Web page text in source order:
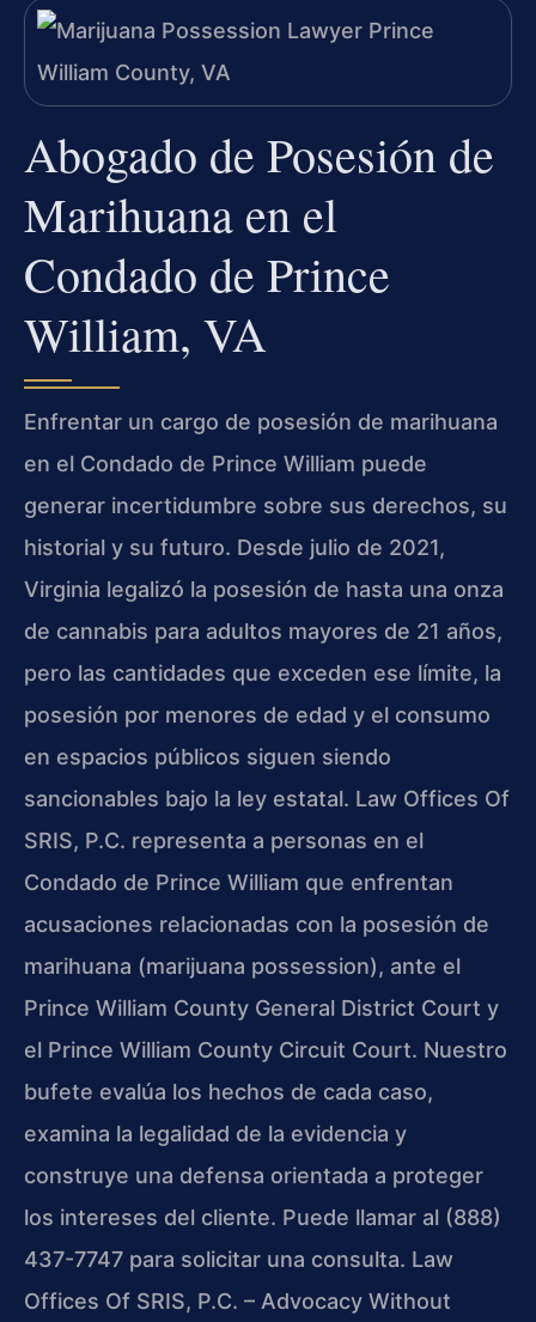
Abogado de Posesión de
Marihuana en el
Condado de Prince
William, VA
Enfrentar un cargo de posesión de marihuana
en el Condado de Prince William puede
generar incertidumbre sobre sus derechos, su
historial y su futuro. Desde julio de 2021,
Virginia legalizó la posesión de hasta una onza
de cannabis para adultos mayores de 21 años,
pero las cantidades que exceden ese límite, la
posesión por menores de edad y el consumo
en espacios públicos siguen siendo
sancionables bajo la ley estatal. Law Offices Of
SRIS, P.C. representa a personas en el
Condado de Prince William que enfrentan
acusaciones relacionadas con la posesión de
marihuana (marijuana possession), ante el
Prince William County General District Court y
el Prince William County Circuit Court. Nuestro
bufete evalúa los hechos de cada caso,
examina la legalidad de la evidencia y
construye una defensa orientada a proteger
los intereses del cliente. Puede llamar al (888)
437-7747 para solicitar una consulta. Law
Offices Of SRIS, P.C. – Advocacy Without